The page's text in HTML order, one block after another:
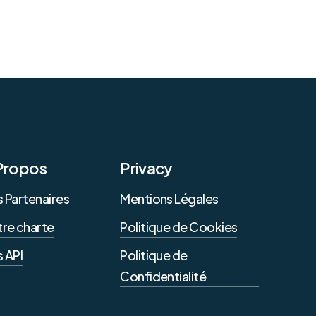
Partenaires
charte
API
Privacy
Mentions Légales
Politique de Cookies
Politique de
Confidentialité